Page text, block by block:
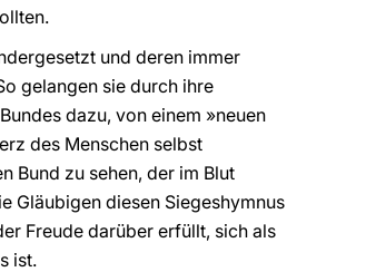
und deren immer
gelangen sie durch ihre
dazu, von einem »neuen
des Menschen selbst
Bund zu sehen, der im Blut
Gläubigen diesen Siegeshymnus
Freude darüber erfüllt, sich als
ist.